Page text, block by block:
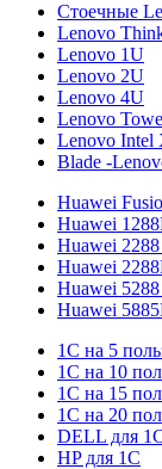
Стоечные
Lenovo
Lenovo 1U
Lenovo 2U
Lenovo 4U
Lenovo
Lenovo Intel
Blade -
Huawei
Huawei
Huawei
Huawei
Huawei
Huawei
1С на 5
1С на 10
1С на 15
1С на 20
DELL для
HP для 1С